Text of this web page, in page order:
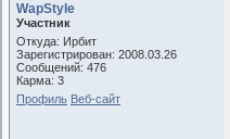
WapStyle
Участник
Откуда: Ирбит
Зарегистрирован: 2008.03.26
Сообщений: 476
Карма: 3
Профиль Веб-сайт